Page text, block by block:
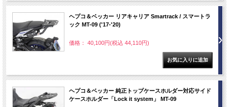
ヘプコ＆ベッカー リアキャリア Smartrack / スマートラ
ック MT-09 ('17-'20)
価格： 40,100円(税込 44,110円)
ヘプコ＆ベッカー 純正トップケースホルダー対応サイド
ケースホルダー「Lock it system」 MT-09